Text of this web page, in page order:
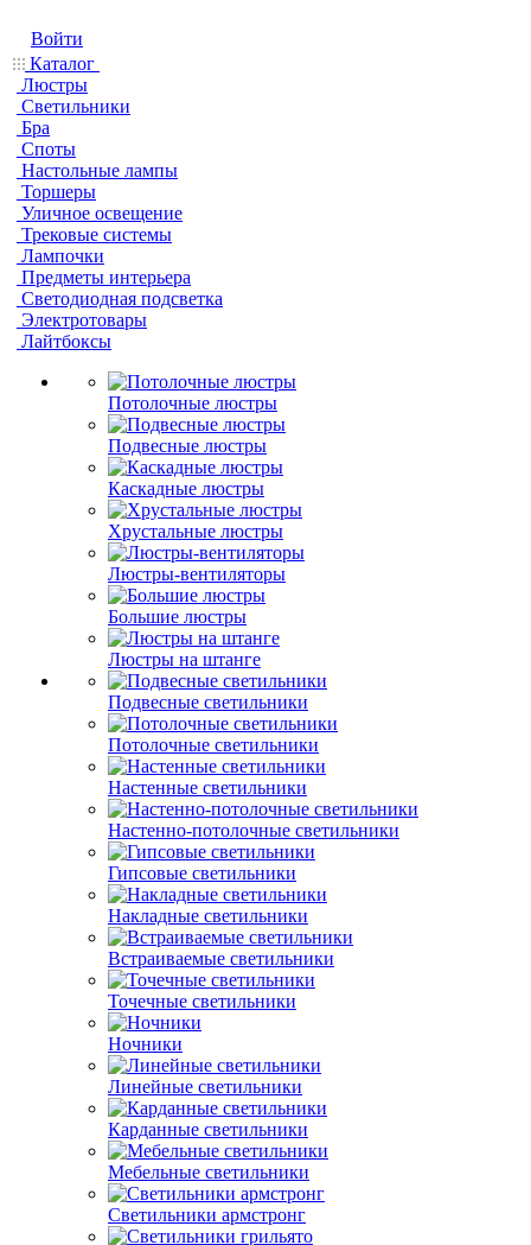
Войти
Каталог
Люстры
Светильники
Бра
Споты
Настольные лампы
Торшеры
Уличное освещение
Трековые системы
Лампочки
Предметы интерьера
Светодиодная подсветка
Электротовары
Лайтбоксы
Потолочные люстры
Подвесные люстры
Каскадные люстры
Хрустальные люстры
Люстры-вентиляторы
Большие люстры
Люстры на штанге
Подвесные светильники
Потолочные светильники
Настенные светильники
Настенно-потолочные светильники
Гипсовые светильники
Накладные светильники
Встраиваемые светильники
Точечные светильники
Ночники
Линейные светильники
Карданные светильники
Мебельные светильники
Светильники армстронг